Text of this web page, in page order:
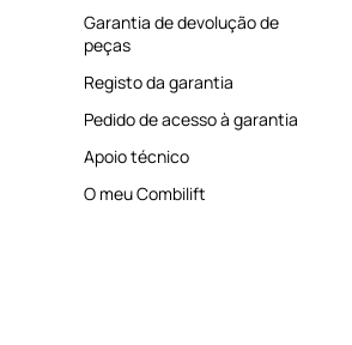
Garantia de devolução de
peças
Registo da garantia
Pedido de acesso à garantia
Apoio técnico
O meu Combilift